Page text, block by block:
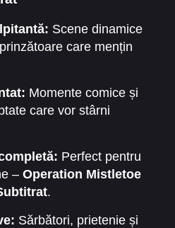
în același timp.
Scene dinamice
care mențin
Momente comice și
care vor stârni
Perfect pentru
– Operation Mistletoe
.
Sărbători, prietenie și